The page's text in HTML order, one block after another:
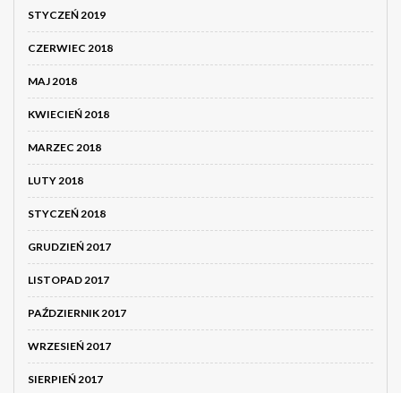
STYCZEŃ 2019
CZERWIEC 2018
MAJ 2018
KWIECIEŃ 2018
MARZEC 2018
LUTY 2018
STYCZEŃ 2018
GRUDZIEŃ 2017
LISTOPAD 2017
PAŹDZIERNIK 2017
WRZESIEŃ 2017
SIERPIEŃ 2017